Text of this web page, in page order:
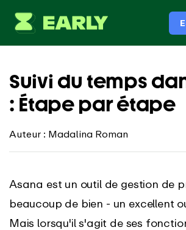
Suivi du temps
: Étape par étape
Auteur : Madalina Roman
Asana est un outil de gestion de
beaucoup de bien - un excellent
Mais lorsqu'il s'agit de ses